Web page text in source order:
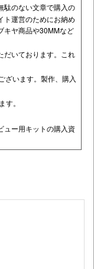
駄のない文章で購入の
ト運営のためにお納め
キヤ商品や30MMなど
だいております。これ
ざいます。製作、購入
。
ュー用キットの購入資